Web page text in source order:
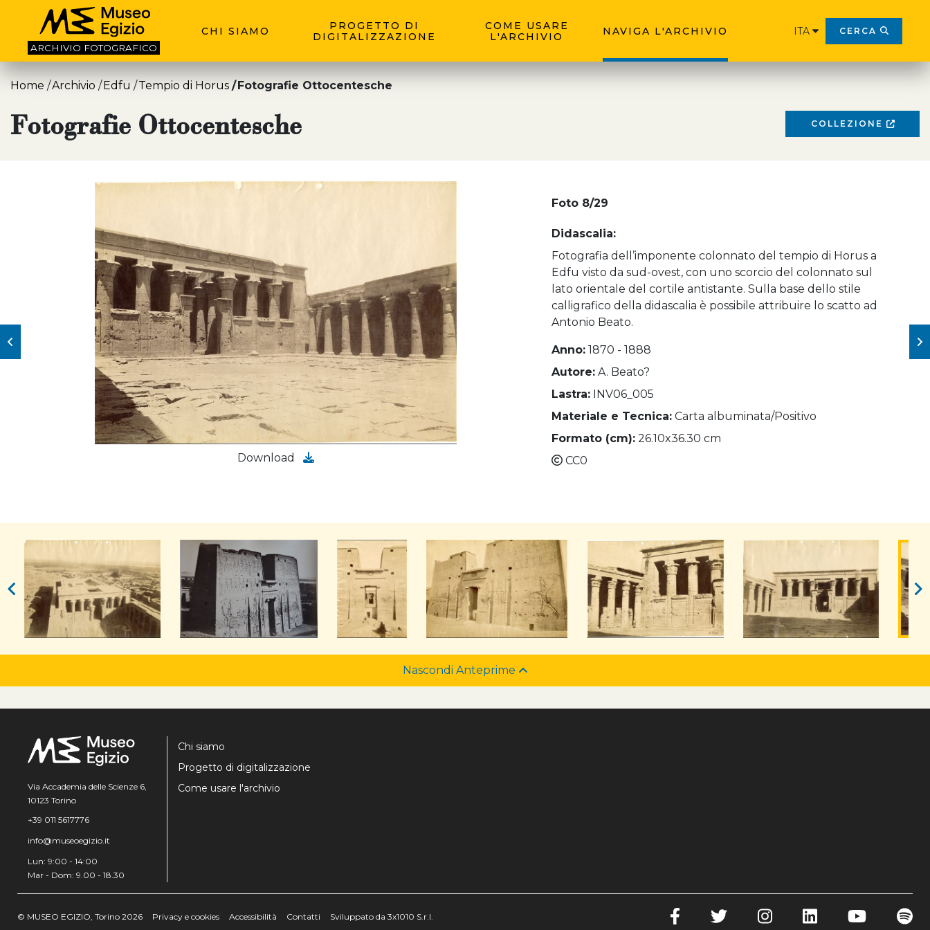
ARCHIVIO FOTOGRAFICO
CHI SIAMO
PROGETTO DI
DIGITALIZZAZIONE
COME USARE
L'ARCHIVIO
NAVIGA L'ARCHIVIO ITA CERCA
Home Archivio Edfu Tempio di Horus Fotografie Ottocentesche
COLLEZIONE
Fotografie Ottocentesche
Download
Foto 8/29
Didascalia:
Fotografia dell’imponente colonnato del tempio di Horus a
Edfu visto da sud-ovest, con uno scorcio del colonnato sul
lato orientale del cortile antistante. Sulla base dello stile
calligrafico della didascalia è possibile attribuire lo scatto ad
Antonio Beato.
Anno: 1870 - 1888
Autore: A. Beato?
Lastra: INV06_005
Materiale e Tecnica: Carta albuminata/Positivo
Formato (cm): 26.10x36.30 cm
CC0
Nascondi Anteprime
Via Accademia delle Scienze 6,
10123 Torino
+39 011 5617776
info@museoegizio.it
Lun: 9:00 - 14:00
Mar - Dom: 9.00 - 18.30
Chi siamo
Progetto di digitalizzazione
Come usare l'archivio
© MUSEO EGIZIO, Torino 2026 Privacy e cookies Accessibilità Contatti Sviluppato da 3x1010 S.r.l.